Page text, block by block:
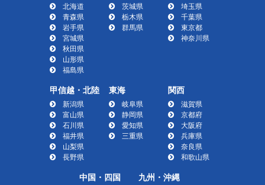
北海道
青森県
岩手県
宮城県
秋田県
山形県
福島県
茨城県
栃木県
群馬県
埼玉県
千葉県
東京都
神奈川県
甲信越・北陸
新潟県
富山県
石川県
福井県
山梨県
長野県
東海
岐阜県
静岡県
愛知県
三重県
関西
滋賀県
京都府
大阪府
兵庫県
奈良県
和歌山県
中国・四国 九州・沖縄